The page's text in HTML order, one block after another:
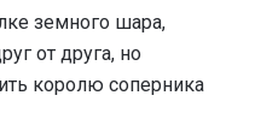
земного шара,
от друга, но
королю соперника